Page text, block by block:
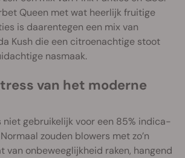
Queen met wat heerlijk fruitige
is daarentegen een mix van
Kush die een citroenachtige stoot
nasmaak.
van het moderne
niet gebruikelijk voor een 85% indica-
zouden blowers met zo’n
van onbeweeglijkheid raken, hangend